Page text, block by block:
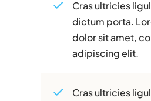
Cras ultricies
dictum porta.
dolor sit amet,
adipiscing elit.
Cras ultricies